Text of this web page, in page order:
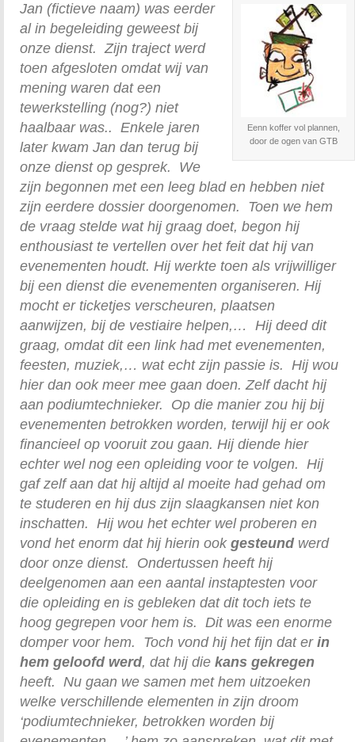
Eenn koffer vol plannen,
door de ogen van GTB
Jan (fictieve naam) was eerder
al in begeleiding geweest bij
onze dienst. Zijn traject werd
toen afgesloten omdat wij van
mening waren dat een
tewerkstelling (nog?) niet
haalbaar was.. Enkele jaren
later kwam Jan dan terug bij
onze dienst op gesprek. We
zijn begonnen met een leeg blad en hebben niet
zijn eerdere dossier doorgenomen. Toen we hem
de vraag stelde wat hij graag doet, begon hij
enthousiast te vertellen over het feit dat hij van
evenementen houdt. Hij werkte toen als vrijwilliger
bij een dienst die evenementen organiseren. Hij
mocht er ticketjes verscheuren, plaatsen
aanwijzen, bij de vestiaire helpen,… Hij deed dit
graag, omdat dit een link had met evenementen,
feesten, muziek,… wat echt zijn passie is. Hij wou
hier dan ook meer mee gaan doen. Zelf dacht hij
aan podiumtechnieker. Op die manier zou hij bij
evenementen betrokken worden, terwijl hij er ook
financieel op vooruit zou gaan. Hij diende hier
echter wel nog een opleiding voor te volgen. Hij
gaf zelf aan dat hij altijd al moeite had gehad om
te studeren en hij dus zijn slaagkansen niet kon
inschatten. Hij wou het echter wel proberen en
vond het enorm dat hij hierin ook gesteundwerd
door onze dienst. Ondertussen heeft hij
deelgenomen aan een aantal instaptesten voor
die opleiding en is gebleken dat dit toch iets te
hoog gegrepen voor hem is. Dit was een enorme
domper voor hem. Toch vond hij het fijn dat er in
hem geloofd werd, dat hij die kans gekregen
heeft. Nu gaan we samen met hem uitzoeken
welke verschillende elementen in zijn droom
‘podiumtechnieker, betrokken worden bij